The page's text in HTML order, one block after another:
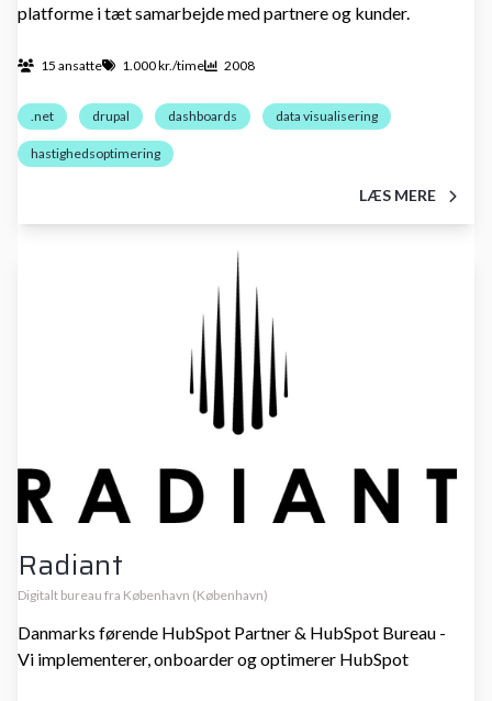
platforme i tæt samarbejde med partnere og kunder.
15 ansatte 1.000 kr./time 2008
.net drupal dashboards data visualisering
hastighedsoptimering
LÆS MERE
Radiant
Digitalt bureau fra København (København)
Danmarks førende HubSpot Partner & HubSpot Bureau -
Vi implementerer, onboarder og optimerer HubSpot